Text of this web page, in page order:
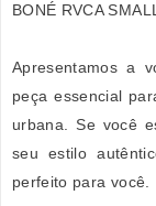
BONÉ RVCA
Apresentamos a
peça essencial
urbana. Se você
seu estilo
perfeito para você.